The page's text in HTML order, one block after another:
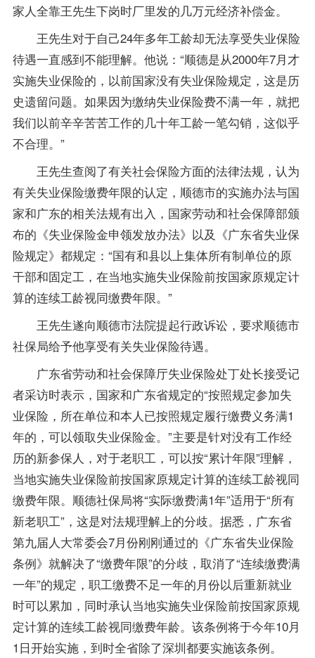
家人全靠王先生下岗时厂里发的几万元经济补偿金。
王先生对于自己24年多年工龄却无法享受失业保险
待遇一直感到不能理解。他说：“顺德是从2000年7月才
实施失业保险的，以前国家没有失业保险规定，这是历
史遗留问题。如果因为缴纳失业保险费不满一年，就把
我们以前辛辛苦苦工作的几十年工龄一笔勾销，这似乎
不合理。”
王先生查阅了有关社会保险方面的法律法规，认为
有关失业保险缴费年限的认定，顺德市的实施办法与国
家和广东的相关法规有出入，国家劳动和社会保障部颁
布的《失业保险金申领发放办法》以及《广东省失业保
险规定》都规定：“国有和县以上集体所有制单位的原
干部和固定工，在当地实施失业保险前按国家原规定计
算的连续工龄视同缴费年限。”
王先生遂向顺德市法院提起行政诉讼，要求顺德市
社保局给予他享受有关失业保险待遇。
广东省劳动和社会保障厅失业保险处丁处长接受记
者采访时表示，国家和广东省规定的“按照规定参加失
业保险，所在单位和本人已按照规定履行缴费义务满1
年的，可以领取失业保险金。”主要是针对没有工作经
历的新参保人，对于老职工，可以按“累计年限”理解，
当地实施失业保险前按国家原规定计算的连续工龄视同
缴费年限。顺德社保局将“实际缴费满1年”适用于“所有
新老职工”，这是对法规理解上的分歧。据悉，广东省
第九届人大常委会7月份刚刚通过的《广东省失业保险
条例》就解决了“缴费年限”的分歧，取消了“连续缴费满
一年”的规定，职工缴费不足一年的月份以后重新就业
时可以累加，同时承认当地实施失业保险前按国家原规
定计算的连续工龄视同缴费年龄。该条例将于今年10月
1日开始实施，到时全省除了深圳都要实施该条例。